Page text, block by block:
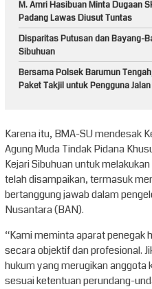
M. Amri Hasibuan Minta Dugaan
Padang Lawas Diusut Tuntas
Disparitas Putusan dan Bayang-
Sibuhuan
Bersama Polsek Barumun
Paket Takjil untuk Pengguna Jalan
Karena itu, BMA-SU mendesak
Agung Muda Tindak Pidana
Kejari Sibuhuan untuk
telah disampaikan, termasuk
bertanggung jawab dalam
Nusantara (BAN).
“Kami meminta aparat penegak
secara objektif dan profesional.
hukum yang merugikan anggota
sesuai ketentuan perundang-